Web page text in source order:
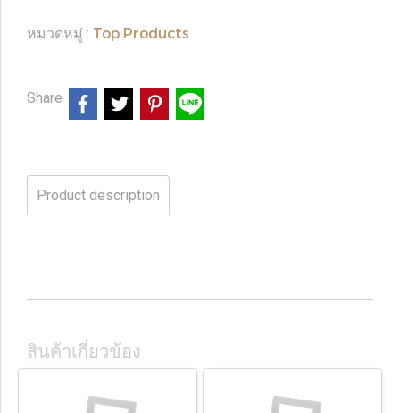
หมวดหมู่ : Top Products
Share
Product description
สินค้าเกี่ยวข้อง